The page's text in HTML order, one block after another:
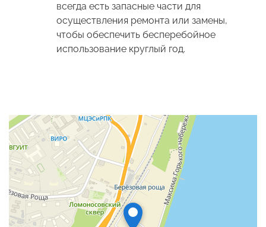
всегда есть запасные части для
осуществления ремонта или замены,
чтобы обеспечить бесперебойное
использование круглый год.